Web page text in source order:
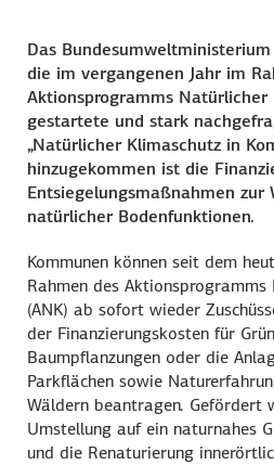
Das
die im vergangenen Jahr im
Aktionsprogramms Natürlicher
gestartete und stark
„Natürlicher Klimaschutz in
hinzugekommen ist die
Entsiegelungsmaßnahmen zur
natürlicher Bodenfunktionen.
Kommunen können seit dem
Rahmen des
(ANK) ab sofort wieder
der Finanzierungskosten für
Baumpflanzungen oder die
Parkflächen sowie
Wäldern beantragen. Gefördert
Umstellung auf ein naturnahes
und die Renaturierung